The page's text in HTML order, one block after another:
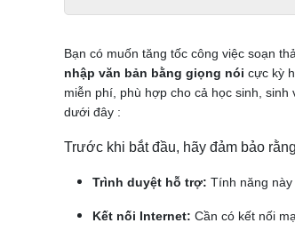
Bạn có muốn tăng tốc công việc soạn
nhập văn bản bằng giọng nói cực kỳ
miễn phí, phù hợp cho cả học sinh,
dưới đây :
Trước khi bắt đầu, hãy đảm bảo
Trình duyệt hỗ trợ: Tính năng này
Kết nối Internet: Cần có kết nối